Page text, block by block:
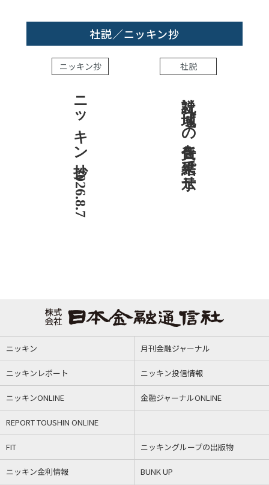
社説／ニッキン抄
ニッキン抄
ニッキン抄 2026.8.7
社説
社説 地域への責任を結果で示せ
ニッキン 月刊金融ジャーナル
ニッキンレポート ニッキン投信情報
ニッキンONLINE 金融ジャーナルONLINE
REPORT TOUSHIN ONLINE
FIT ニッキングループの出版物
ニッキン金利情報 BUNK UP